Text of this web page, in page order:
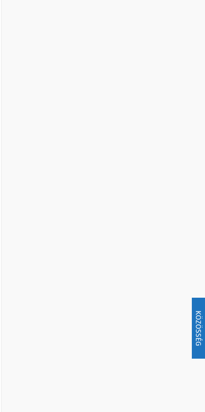
KÖZÖSSÉG